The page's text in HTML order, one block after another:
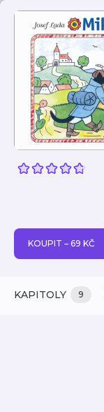
KOUPIT – 69 KČ
KAPITOLY 9